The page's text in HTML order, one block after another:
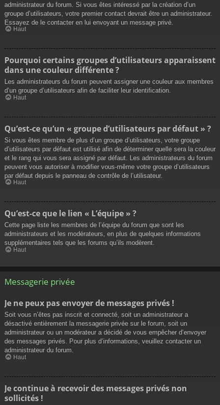
administrateur du forum. Si vous êtes intéressé par la création d’un
groupe d’utilisateurs, votre premier contact devrait être un administrateur.
Essayez de le contacter en lui envoyant un message privé.
Haut
Pourquoi certains groupes d’utilisateurs apparaissent
dans une couleur différente ?
Les administrateurs du forum peuvent assigner une couleur aux membres
d’un groupe d’utilisateurs afin de faciliter leur identification.
Haut
Qu’est-ce qu’un « groupe d’utilisateurs par défaut » ?
Si vous êtes membre de plus d’un groupe d’utilisateurs, votre groupe
d’utilisateurs par défaut est utilisé afin de déterminer quelle sera la couleur
et le rang qui vous sera assigné par défaut. Les administrateurs du forum
peuvent vous autoriser à modifier vous-même votre groupe d’utilisateurs
par défaut depuis le panneau de contrôle de l’utilisateur.
Haut
Qu’est-ce que le lien « L’équipe » ?
Cette page liste les membres de l’équipe du forum que sont les
administrateurs et les modérateurs, en plus de quelques informations
supplémentaires tels que les forums qu’ils modèrent.
Haut
Messagerie privée
Je ne peux pas envoyer de messages privés !
Soit vous n’êtes pas inscrit et connecté, soit un administrateur a
désactivé entièrement la messagerie privée sur le forum, soit un
administrateur ou un modérateur a décidé de vous empêcher d’envoyer
des messages privés. Pour plus d’informations, veuillez contacter un
administrateur du forum.
Haut
Je continue à recevoir des messages privés non
sollicités !